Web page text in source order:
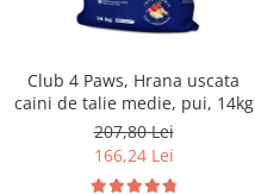
Club 4 Paws, Hrana uscata
caini de talie medie, pui, 14kg
207,80 Lei
166,24 Lei